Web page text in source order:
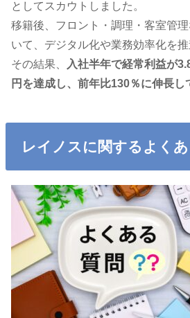
としてスカウトしました。
移籍後、フロント・調理・客室管
いて、デジタル化や業務効率化を推
その結果、
入社半年で経常利益が
円を達成し、前年比130％に伸長し
レイノスに関するよく